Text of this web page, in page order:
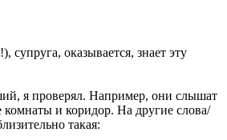
супруга, оказывается, знает эту
я проверял. Например, они слышат
комнаты и коридор. На другие слова/
такая: